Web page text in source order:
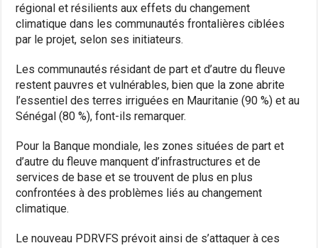
régional et résilients aux effets du changement
climatique dans les communautés frontalières ciblées
par le projet, selon ses initiateurs.
Les communautés résidant de part et d’autre du fleuve
restent pauvres et vulnérables, bien que la zone abrite
l’essentiel des terres irriguées en Mauritanie (90 %) et au
Sénégal (80 %), font-ils remarquer.
Pour la Banque mondiale, les zones situées de part et
d’autre du fleuve manquent d’infrastructures et de
services de base et se trouvent de plus en plus
confrontées à des problèmes liés au changement
climatique.
Le nouveau PDRVFS prévoit ainsi de s’attaquer à ces